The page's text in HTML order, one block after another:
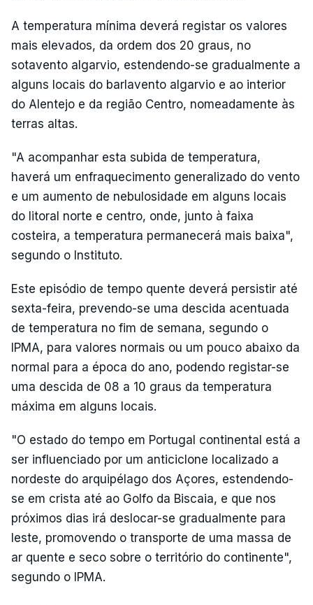
A temperatura mínima deverá registar os valores
mais elevados, da ordem dos 20 graus, no
sotavento algarvio, estendendo-se gradualmente a
alguns locais do barlavento algarvio e ao interior
do Alentejo e da região Centro, nomeadamente às
terras altas.
"A acompanhar esta subida de temperatura,
haverá um enfraquecimento generalizado do vento
e um aumento de nebulosidade em alguns locais
do litoral norte e centro, onde, junto à faixa
costeira, a temperatura permanecerá mais baixa",
segundo o Instituto.
Este episódio de tempo quente deverá persistir até
sexta-feira, prevendo-se uma descida acentuada
de temperatura no fim de semana, segundo o
IPMA, para valores normais ou um pouco abaixo da
normal para a época do ano, podendo registar-se
uma descida de 08 a 10 graus da temperatura
máxima em alguns locais.
"O estado do tempo em Portugal continental está a
ser influenciado por um anticiclone localizado a
nordeste do arquipélago dos Açores, estendendo-
se em crista até ao Golfo da Biscaia, e que nos
próximos dias irá deslocar-se gradualmente para
leste, promovendo o transporte de uma massa de
ar quente e seco sobre o território do continente",
segundo o IPMA.